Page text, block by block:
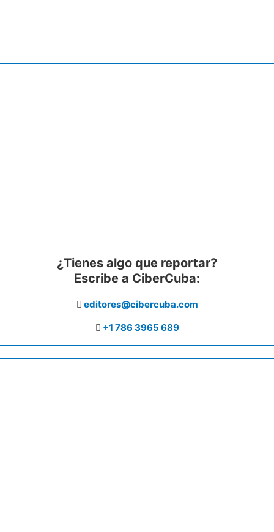
¿Tienes algo que reportar?
Escribe a CiberCuba:
editores@cibercuba.com
+1 786 3965 689